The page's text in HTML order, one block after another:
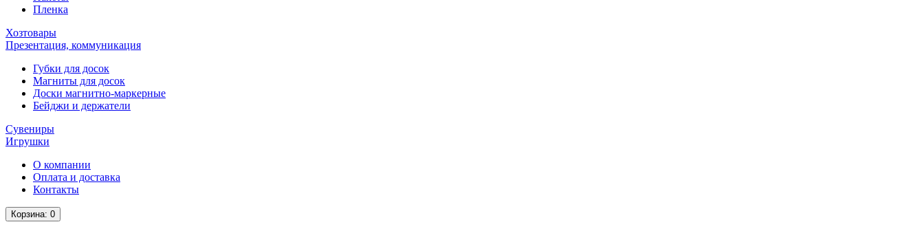
Пленка
Хозтовары
Презентация, коммуникация
Губки для досок
Магниты для досок
Доски магнитно-маркерные
Бейджи и держатели
Сувениры
Игрушки
О компании
Оплата и доставка
Контакты
Корзина: 0